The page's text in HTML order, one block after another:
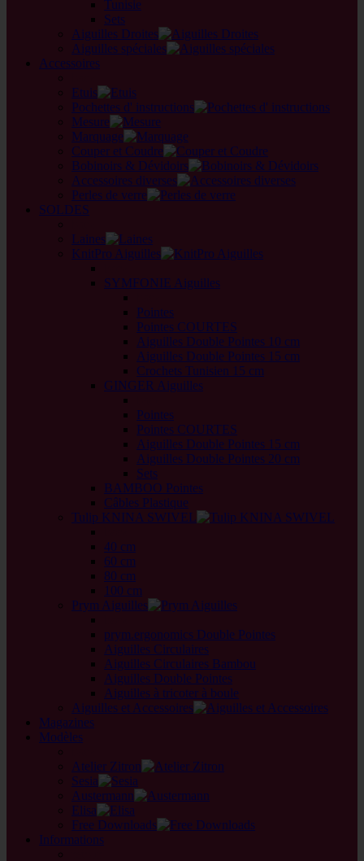
Tunisie
Sets
Aiguilles Droites
Aiguilles spéciales
Accessoires
Etuis
Pochettes d' instructions
Mesure
Marquage
Couper et Coudre
Bobinoirs & Dévidoirs
Accessoires diverses
Perles de verre
SOLDES
Laines
KnitPro Aiguilles
SYMFONIE Aiguilles
Pointes
Pointes COURTES
Aiguilles Double Pointes 10 cm
Aiguilles Double Pointes 15 cm
Crochets Tunisien 15 cm
GINGER Aiguilles
Pointes
Pointes COURTES
Aiguilles Double Pointes 15 cm
Aiguilles Double Pointes 20 cm
Sets
BAMBOO Pointes
Câbles Plastique
Tulip KNINA SWIVEL
40 cm
60 cm
80 cm
100 cm
Prym Aiguilles
prym.ergonomics Double Pointes
Aiguilles Circulaires
Aiguilles Circulaires Bambou
Aiguilles Double Pointes
Aiguilles à tricoter à boule
Aiguilles et Accessoires
Magazines
Modèles
Atelier Zitron
Sesia
Austermann
Elisa
Free Downloads
Informations